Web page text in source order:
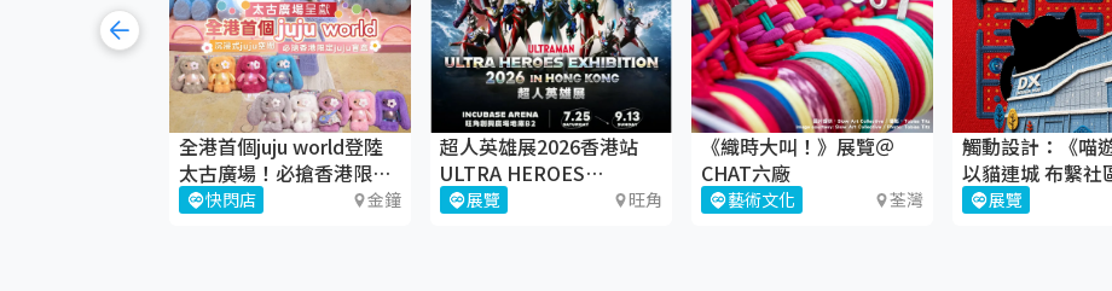
全港首個juju world登陸
太古廣場！必搶香港限定
juju盲盒
快閃店 金鐘
超人英雄展2026香港站
ULTRA HEROES
EXHIBITION
展覽 旺角
《織時大叫！》展覽＠
CHAT六廠
藝術文化 荃灣
觸動設計：《喵
以貓連城 布繫社
設計館
展覽